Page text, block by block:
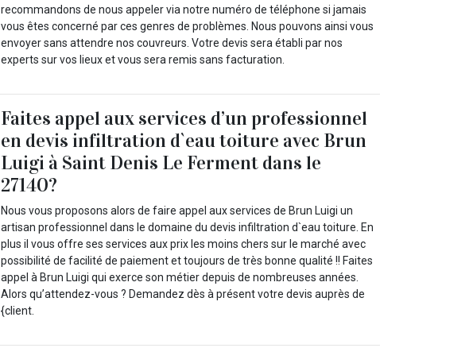
recommandons de nous appeler via notre numéro de téléphone si jamais
vous êtes concerné par ces genres de problèmes. Nous pouvons ainsi vous
envoyer sans attendre nos couvreurs. Votre devis sera établi par nos
experts sur vos lieux et vous sera remis sans facturation.
Faites appel aux services d’un professionnel
en devis infiltration d`eau toiture avec Brun
Luigi à Saint Denis Le Ferment dans le
27140?
Nous vous proposons alors de faire appel aux services de Brun Luigi un
artisan professionnel dans le domaine du devis infiltration d`eau toiture. En
plus il vous offre ses services aux prix les moins chers sur le marché avec
possibilité de facilité de paiement et toujours de très bonne qualité !! Faites
appel à Brun Luigi qui exerce son métier depuis de nombreuses années.
Alors qu’attendez-vous ? Demandez dès à présent votre devis auprès de
{client.